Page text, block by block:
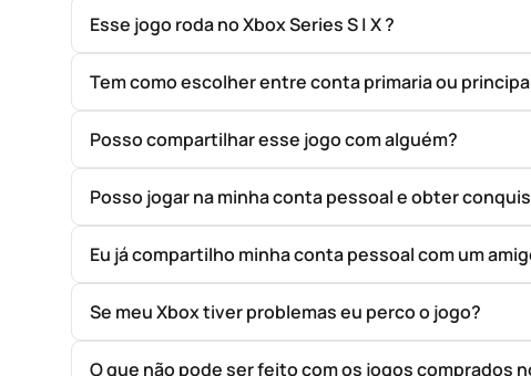
Esse jogo roda no Xbox Series S | X ?
Tem como escolher entre conta primaria ou
Posso compartilhar esse jogo com alguém?
Posso jogar na minha conta pessoal e obter
Eu já compartilho minha conta pessoal com um
Se meu Xbox tiver problemas eu perco o jogo?
O que não pode ser feito com os jogos comprados